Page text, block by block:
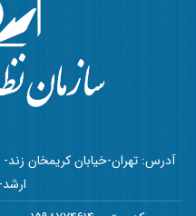
آدرس: تهران-خیابان کریمخان